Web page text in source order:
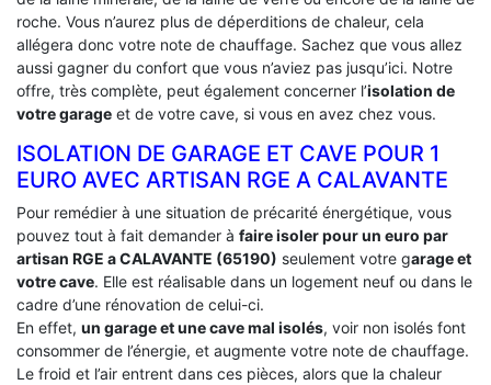
roche. Vous n’aurez plus de déperditions de chaleur, cela
allégera donc votre note de chauffage. Sachez que vous allez
aussi gagner du confort que vous n’aviez pas jusqu’ici. Notre
offre, très complète, peut également concerner l’isolation de
votre garage et de votre cave, si vous en avez chez vous.
ISOLATION DE GARAGE ET CAVE POUR 1
EURO AVEC ARTISAN RGE A CALAVANTE
Pour remédier à une situation de précarité énergétique, vous
pouvez tout à fait demander à faire isoler pour un euro par
artisan RGE a CALAVANTE (65190) seulement votre garage et
votre cave. Elle est réalisable dans un logement neuf ou dans le
cadre d’une rénovation de celui-ci.
En effet, un garage et une cave mal isolés, voir non isolés font
consommer de l’énergie, et augmente votre note de chauffage.
Le froid et l’air entrent dans ces pièces, alors que la chaleur